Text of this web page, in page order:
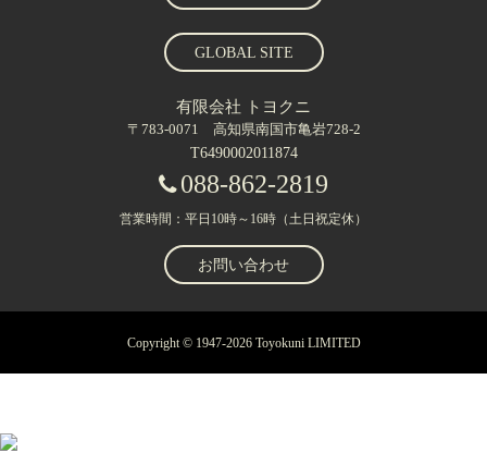
GLOBAL SITE
有限会社 トヨクニ
〒783-0071 高知県南国市亀岩728-2
T6490002011874
088-862-2819
営業時間：平日10時～16時（土日祝定休）
お問い合わせ
Copyright © 1947-2026 Toyokuni LIMITED